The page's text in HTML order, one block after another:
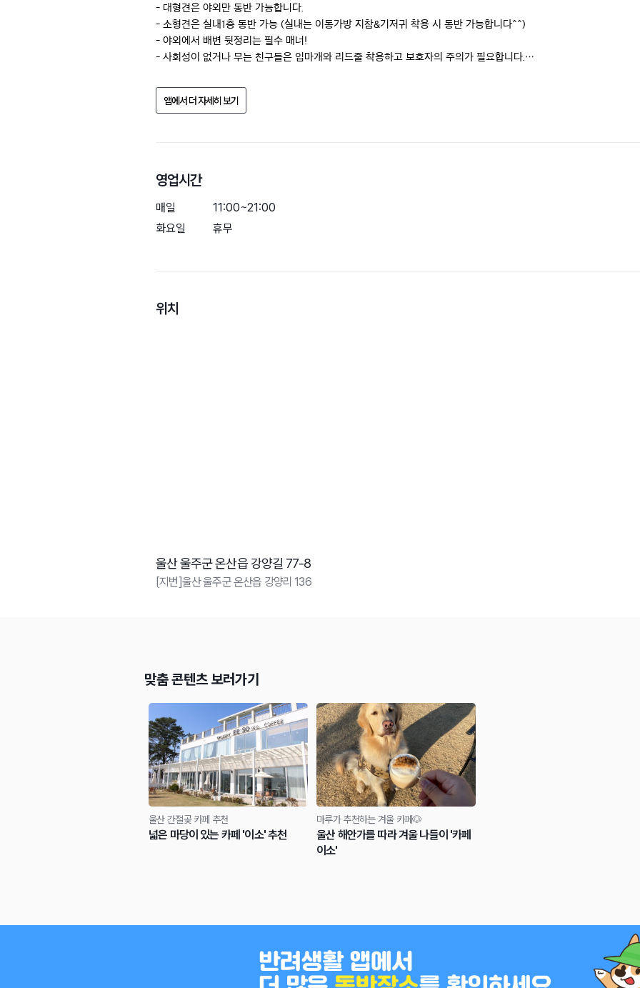
- 대형견은 야외만 동반 가능합니다.
- 소형견은 실내1층 동반 가능 (실내는 이동가방 지참&기저귀 착용 시 동반 가능합니다^^)
- 야외에서 배변 뒷정리는 필수 매너!
- 사회성이 없거나 무는 친구들은 입마개와 리드줄 착용하고 보호자의 주의가 필요합니다.
업소의 사정으로 반려동물 동반 여부, 가격, 시설물의 정보가 예고없이 변경될수 있습니다.
방문 전에 전화문의 해주세요.
앱에서 더 자세히 보기
영업시간
매일
11:00~21:00
화요일
휴무
위치
울산 울주군 온산읍 강양길 77-8
[지번]울산 울주군 온산읍 강양리 136
맞춤 콘텐츠 보러가기
울산 간절곶 카페 추천
넓은 마당이 있는 카페 '이소' 추천
마루가 추천하는 겨울 카페🐶
울산 해안가를 따라 겨울 나들이 '카페
이소'